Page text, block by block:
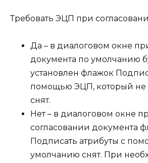
Требовать ЭЦП при
Да – в диалоговом окне
документа по умолчанию
установлен флажок
помощью ЭЦП , который
снят.
Нет– в диалоговом окне
согласовании документа
Подписать атрибуты с
умолчанию снят. При